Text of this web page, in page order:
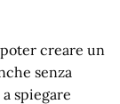
creare un
senza
spiegare